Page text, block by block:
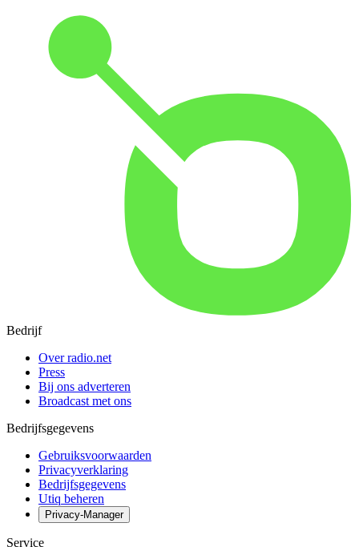
Bedrijf
Over radio.net
Press
Bij ons adverteren
Broadcast met ons
Bedrijfsgegevens
Gebruiksvoorwaarden
Privacyverklaring
Bedrijfsgegevens
Utiq beheren
Privacy-Manager
Service